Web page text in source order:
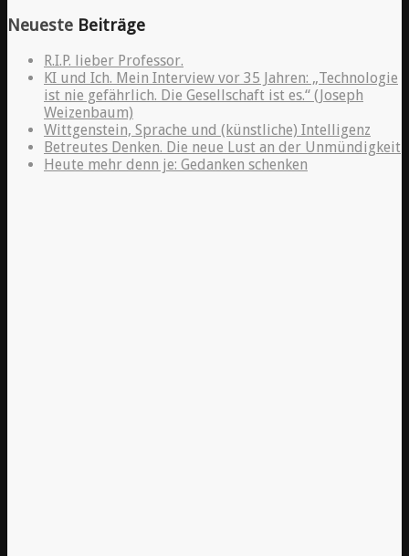
Neueste Beiträge
R.I.P. lieber Professor.
KI und Ich. Mein Interview vor 35 Jahren: „Technologie
ist nie gefährlich. Die Gesellschaft ist es.“ (Joseph
Weizenbaum)
Wittgenstein, Sprache und (künstliche) Intelligenz
Betreutes Denken. Die neue Lust an der Unmündigkeit
Heute mehr denn je: Gedanken schenken